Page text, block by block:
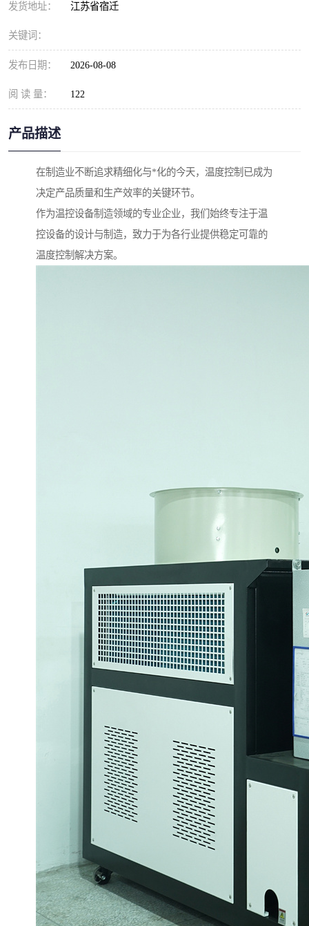
发货地址： 江苏省宿迁
关键词：
发布日期： 2026-08-08
阅 读 量： 122
产品描述
在制造业不断追求精细化与*化的今天，温度控制已成为
决定产品质量和生产效率的关键环节。
作为温控设备制造领域的专业企业，我们始终专注于温
控设备的设计与制造，致力于为各行业提供稳定可靠的
温度控制解决方案。